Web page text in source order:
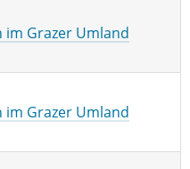
im Grazer Umland
im Grazer Umland